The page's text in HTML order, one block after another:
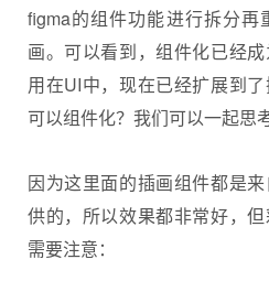
figma的组件功能进行拆分
画。可以看到，组件化已经
用在UI中，现在已经扩展到
可以组件化？我们可以一起思考
因为这里面的插画组件都是
供的，所以效果都非常好，
需要注意：